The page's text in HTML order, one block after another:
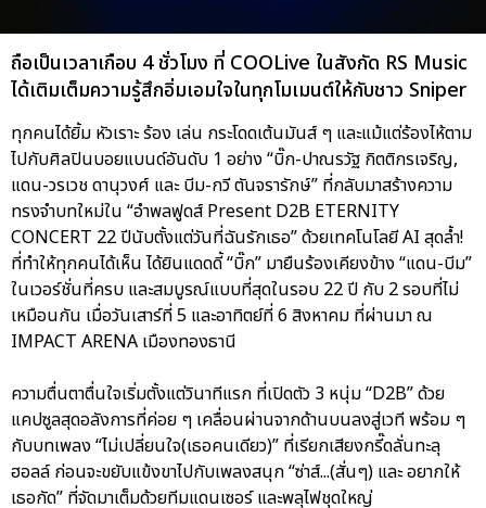
ถือเป็นเวลาเกือบ 4 ชั่วโมง ที่ COOLive ในสังกัด RS Music
ได้เติมเต็มความรู้สึกอิ่มเอมใจในทุกโมเมนต์ให้กับชาว Sniper
ทุกคนได้ยิ้ม หัวเราะ ร้อง เล่น กระโดดเต้นมันส์ ๆ และแม้แต่ร้องไห้ตาม
ไปกับศิลปินบอยแบนด์อันดับ 1 อย่าง “บิ๊ก-ปาณรวัฐ กิตติกรเจริญ,
แดน-วรเวช ดานุวงศ์ และ บีม-กวี ตันจรารักษ์” ที่กลับมาสร้างความ
ทรงจำบทใหม่ใน “อำพลฟูดส์ Present D2B ETERNITY
CONCERT 22 ปีนับตั้งแต่วันที่ฉันรักเธอ” ด้วยเทคโนโลยี AI สุดล้ำ!
ที่ทำให้ทุกคนได้เห็น ได้ยินแดดดี้ “บิ๊ก” มายืนร้องเคียงข้าง “แดน-บีม”
ในเวอร์ชั่นที่ครบ และสมบูรณ์แบบที่สุดในรอบ 22 ปี กับ 2 รอบที่ไม่
เหมือนกัน เมื่อวันเสาร์ที่ 5 และอาทิตย์ที่ 6 สิงหาคม ที่ผ่านมา ณ
IMPACT ARENA เมืองทองธานี
ความตื่นตาตื่นใจเริ่มตั้งแต่วินาทีแรก ที่เปิดตัว 3 หนุ่ม “D2B” ด้วย
แคปซูลสุดอลังการที่ค่อย ๆ เคลื่อนผ่านจากด้านบนลงสู่เวที พร้อม ๆ
กับบทเพลง “ไม่เปลี่ยนใจ(เธอคนเดียว)” ที่เรียกเสียงกรี๊ดลั่นทะลุ
ฮอลล์ ก่อนจะขยับแข้งขาไปกับเพลงสนุก “ซ่าส์...(สั่นๆ) และ อยากให้
เธอกัด” ที่จัดมาเต็มด้วยทีมแดนเซอร์ และพลุไฟชุดใหญ่